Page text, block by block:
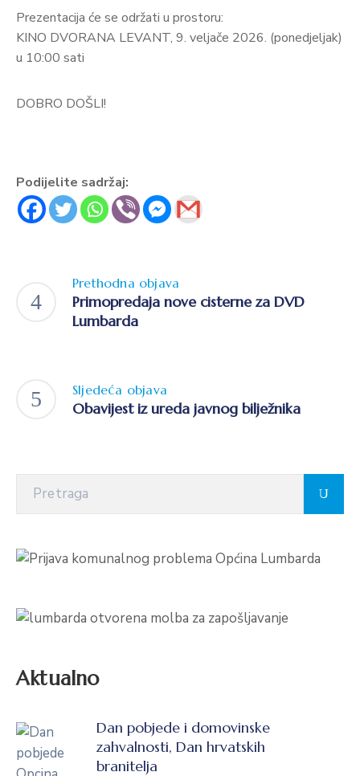
Prezentacija će se održati u prostoru:
KINO DVORANA LEVANT, 9. veljače 2026. (ponedjeljak)
u 10:00 sati
DOBRO DOŠLI!
Podijelite sadržaj:
Prethodna objava
Primopredaja nove cisterne za DVD
Lumbarda
Sljedeća objava
Obavijest iz ureda javnog bilježnika
Aktualno
Dan pobjede i domovinske
zahvalnosti, Dan hrvatskih
branitelja